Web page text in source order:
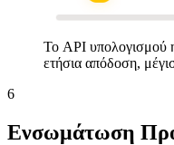
Το API υπολογισμού
ετήσια απόδοση,
6
Ενσωμάτωση